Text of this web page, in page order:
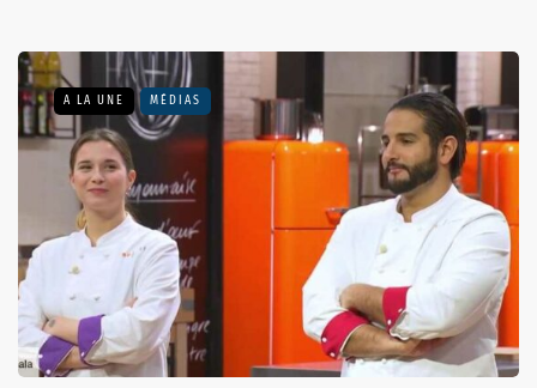
A LA UNE MÉDIAS